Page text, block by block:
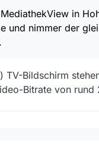
in
und nimmer der
Bildschirm
Bitrate von